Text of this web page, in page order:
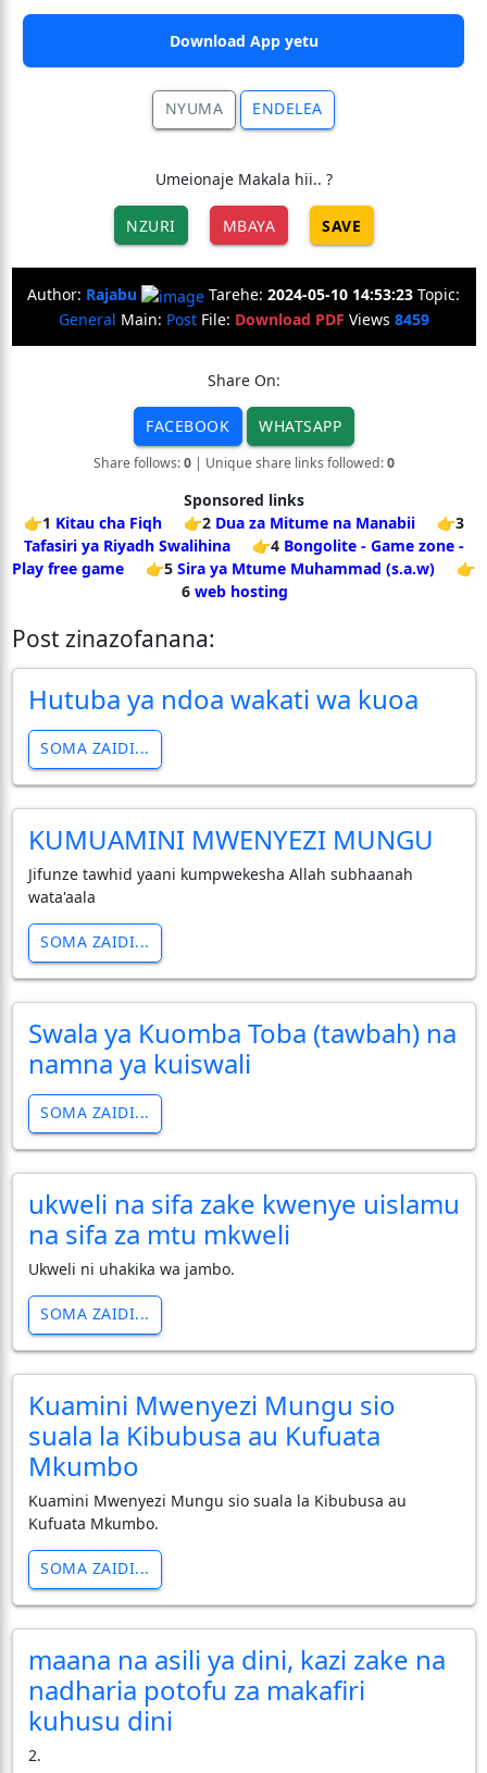
Download App yetu
NYUMA ENDELEA
Umeionaje Makala hii.. ?
NZURI MBAYA SAVE
Author: Rajabu Tarehe: 2024-05-10 14:53:23 Topic:
General Main: PostFile: Download PDF Views 8459
Share On:
FACEBOOK WHATSAPP
Share follows:0| Unique share links followed:0
Sponsored links
👉1 Kitau cha Fiqh 👉2 Dua za Mitume na Manabii
👉3
Tafasiri ya Riyadh Swalihina
👉4 Bongolite - Game zone -
Play free game
👉5 Sira ya Mtume Muhammad (s.a.w)
👉
6 web hosting
Post zinazofanana:
Hutuba ya ndoa wakati wa kuoa
SOMA ZAIDI...
KUMUAMINI MWENYEZI MUNGU
Jifunze tawhid yaani kumpwekesha Allah subhaanah
wata'aala
SOMA ZAIDI...
Swala ya Kuomba Toba (tawbah) na
namna ya kuiswali
SOMA ZAIDI...
ukweli na sifa zake kwenye uislamu
na sifa za mtu mkweli
Ukweli ni uhakika wa jambo.
SOMA ZAIDI...
Kuamini Mwenyezi Mungu sio
suala la Kibubusa au Kufuata
Mkumbo
Kuamini Mwenyezi Mungu sio suala la Kibubusa au
Kufuata Mkumbo.
SOMA ZAIDI...
maana na asili ya dini, kazi zake na
nadharia potofu za makafiri
kuhusu dini
2.